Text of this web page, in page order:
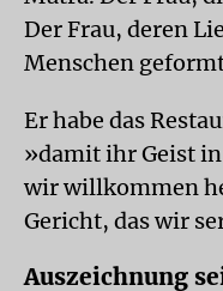
Der Frau, deren
Menschen
Er habe das
»damit ihr Geist
wir willkommen
Gericht, das wir
Auszeichnung